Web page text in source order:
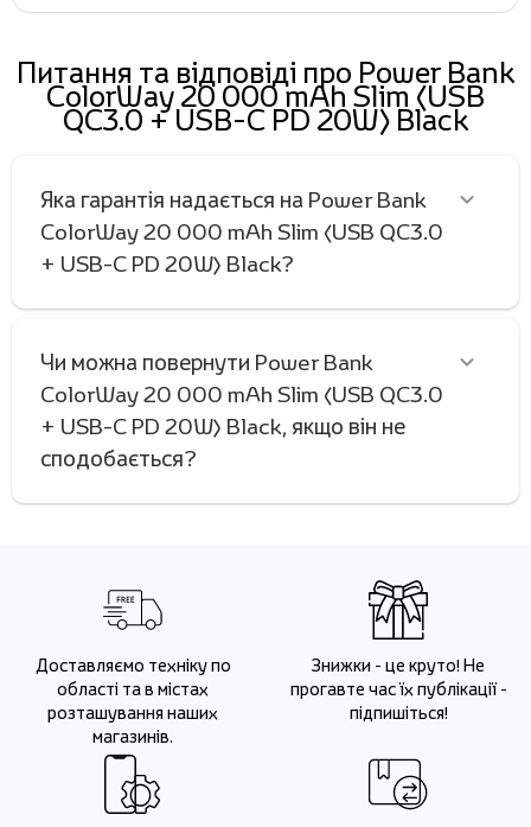
Питання та відповіді про Power Bank
ColorWay 20 000 mAh Slim (USB
QC3.0 + USB-C PD 20W) Black
Яка гарантія надається на Power Bank
ColorWay 20 000 mAh Slim (USB QC3.0
+ USB-C PD 20W) Black?
Чи можна повернути Power Bank
ColorWay 20 000 mAh Slim (USB QC3.0
+ USB-C PD 20W) Black, якщо він не
сподобається?
Доставляємо техніку по
області та в містах
розташування наших
магазинів.
Знижки - це круто! Не
прогавте час їх публікації -
підпишіться!